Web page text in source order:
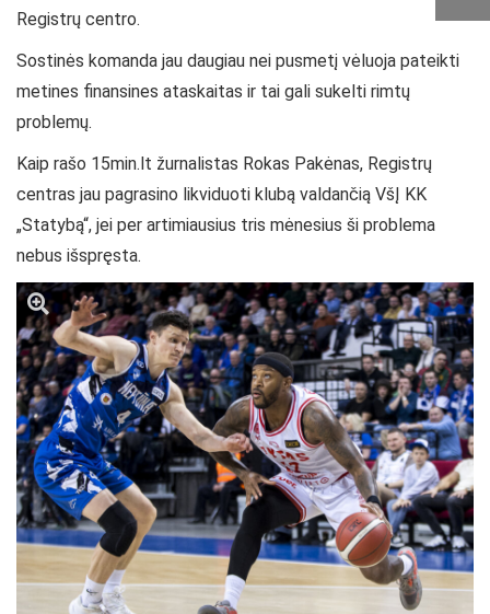
Registrų centro.
Sostinės komanda jau daugiau nei pusmetį vėluoja pateikti
metines finansines ataskaitas ir tai gali sukelti rimtų
problemų.
Kaip rašo 15min.lt žurnalistas Rokas Pakėnas, Registrų
centras jau pagrasino likviduoti klubą valdančią VšĮ KK
„Statybą“, jei per artimiausius tris mėnesius ši problema
nebus išspręsta.